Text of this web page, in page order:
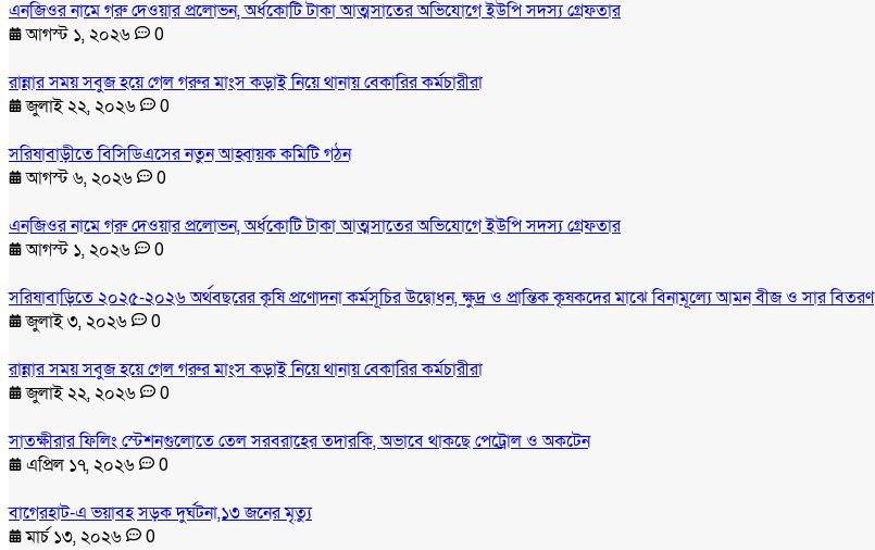
এনজিওর নামে গরু দেওয়ার প্রলোভন, অর্ধকোটি টাকা আত্মসাতের অভিযোগে ইউপি সদস্য গ্রেফতার
আগস্ট ১, ২০২৬
0
রান্নার সময় সবুজ হয়ে গেল গরুর মাংস কড়াই নিয়ে থানায় বেকারির কর্মচারীরা
জুলাই ২২, ২০২৬
0
সরিষাবাড়ীতে বিসিডিএসের নতুন আহ্বায়ক কমিটি গঠন
আগস্ট ৬, ২০২৬
0
এনজিওর নামে গরু দেওয়ার প্রলোভন, অর্ধকোটি টাকা আত্মসাতের অভিযোগে ইউপি সদস্য গ্রেফতার
আগস্ট ১, ২০২৬
0
সরিষাবাড়িতে ২০২৫-২০২৬ অর্থবছরের কৃষি প্রণোদনা কর্মসূচির উদ্বোধন, ক্ষুদ্র ও প্রান্তিক কৃষকদের মাঝে বিনামূল্যে আমন বীজ ও সার বিতরণ
জুলাই ৩, ২০২৬
0
রান্নার সময় সবুজ হয়ে গেল গরুর মাংস কড়াই নিয়ে থানায় বেকারির কর্মচারীরা
জুলাই ২২, ২০২৬
0
সাতক্ষীরার ফিলিং স্টেশনগুলোতে তেল সরবরাহের তদারকি, অভাবে থাকছে পেট্রোল ও অকটেন
এপ্রিল ১৭, ২০২৬
0
বাগেরহাট-এ ভয়াবহ সড়ক দুর্ঘটনা,১৩ জনের মৃত্যু
মার্চ ১৩, ২০২৬
0